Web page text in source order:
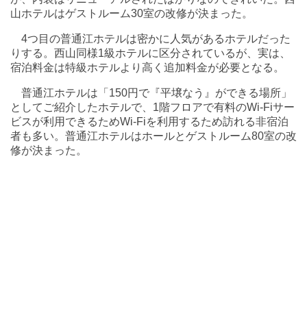
山ホテルはゲストルーム30室の改修が決まった。
4つ目の普通江ホテルは密かに人気があるホテルだった
りする。西山同様1級ホテルに区分されているが、実は、
宿泊料金は特級ホテルより高く追加料金が必要となる。
普通江ホテルは「150円で『平壌なう』ができる場所」
としてご紹介したホテルで、1階フロアで有料のWi-Fiサー
ビスが利用できるためWi-Fiを利用するため訪れる非宿泊
者も多い。普通江ホテルはホールとゲストルーム80室の改
修が決まった。